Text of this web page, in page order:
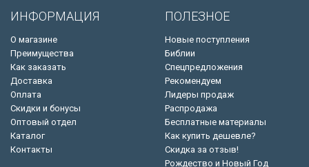
ИНФОРМАЦИЯ
О магазине
Преимущества
Как заказать
Доставка
Оплата
Скидки и бонусы
Оптовый отдел
Каталог
Контакты
ПОЛЕЗНОЕ
Новые поступления
Библии
Спецпредложения
Рекомендуем
Лидеры продаж
Распродажа
Бесплатные материалы
Как купить дешевле?
Скидка за отзыв!
Рождество и Новый Год